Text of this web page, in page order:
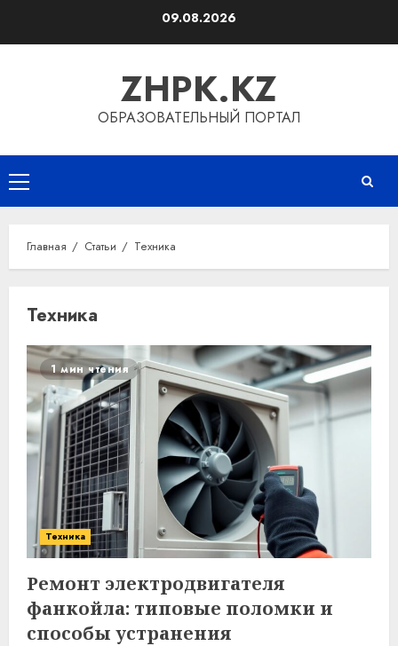
09.08.2026
ZHPK.KZ
ОБРАЗОВАТЕЛЬНЫЙ ПОРТАЛ
Основное
меню
Главная Статьи Техника
Техника
1 мин чтения
Техника
Ремонт электродвигателя
фанкойла: типовые поломки и
способы устранения